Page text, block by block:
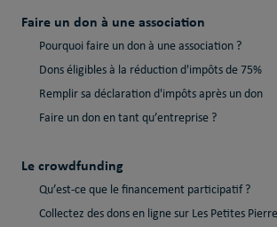
Faire un don à une association
Pourquoi faire un don à une association ?
Dons éligibles à la réduction d'impôts de 75%
Remplir sa déclaration d'impôts après un don
Faire un don en tant qu’entreprise ?
Le crowdfunding
Qu’est-ce que le financement participatif ?
Collectez des dons en ligne sur Les Petites